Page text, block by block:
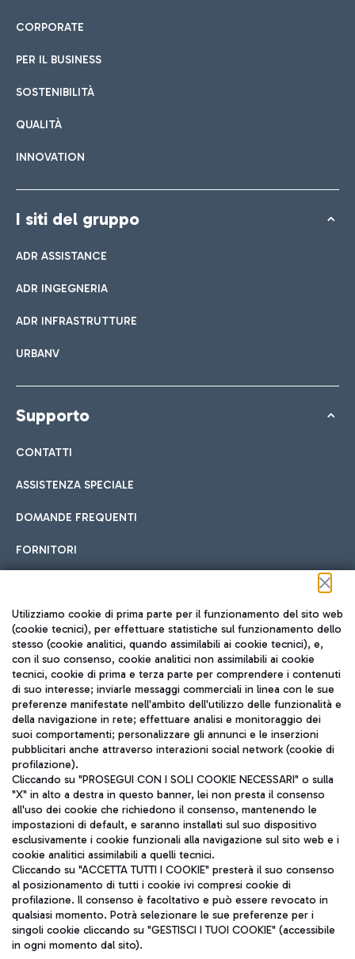
CORPORATE
PER IL BUSINESS
SOSTENIBILITÀ
QUALITÀ
INNOVATION
I siti del gruppo
ADR ASSISTANCE
ADR INGEGNERIA
ADR INFRASTRUTTURE
URBANV
Supporto
CONTATTI
ASSISTENZA SPECIALE
DOMANDE FREQUENTI
FORNITORI
Seguici sui social
TRAVEL JOURNAL
ITA
Aeroporti di Roma S.p.A. - Società soggetta a direzione e
coordinamento di Mundys S.p.A.
Codice fiscale e Registro delle Imprese di Roma 13032990155 P.
IVA 06572251004
Capitale sociale 62.224.743,00 int. vers.
Sede legale: Via Pier Paolo Racchetti 1 - 00054 Fiumicino (RM)
telefono +39 06 65951
Utilizziamo cookie di prima parte per il funzionamento del sito web
(cookie tecnici), per effettuare statistiche sul funzionamento dello
stesso (cookie analitici, quando assimilabili ai cookie tecnici), e,
con il suo consenso, cookie analitici non assimilabili ai cookie
tecnici, cookie di prima e terza parte per comprendere i contenuti
di suo interesse; inviarle messaggi commerciali in linea con le sue
preferenze manifestate nell'ambito dell'utilizzo delle funzionalità e
della navigazione in rete; effettuare analisi e monitoraggio dei
suoi comportamenti; personalizzare gli annunci e le inserzioni
pubblicitari anche attraverso interazioni social network (cookie di
profilazione).
Cliccando su "PROSEGUI CON I SOLI COOKIE NECESSARI" o sulla
"X" in alto a destra in questo banner, lei non presta il consenso
all'uso dei cookie che richiedono il consenso, mantenendo le
impostazioni di default, e saranno installati sul suo dispositivo
esclusivamente i cookie funzionali alla navigazione sul sito web e i
cookie analitici assimilabili a quelli tecnici.
Cliccando su "ACCETTA TUTTI I COOKIE" presterà il suo consenso
al posizionamento di tutti i cookie ivi compresi cookie di
profilazione. Il consenso è facoltativo e può essere revocato in
qualsiasi momento. Potrà selezionare le sue preferenze per i
singoli cookie cliccando su "GESTISCI I TUOI COOKIE" (accessibile
in ogni momento dal sito).